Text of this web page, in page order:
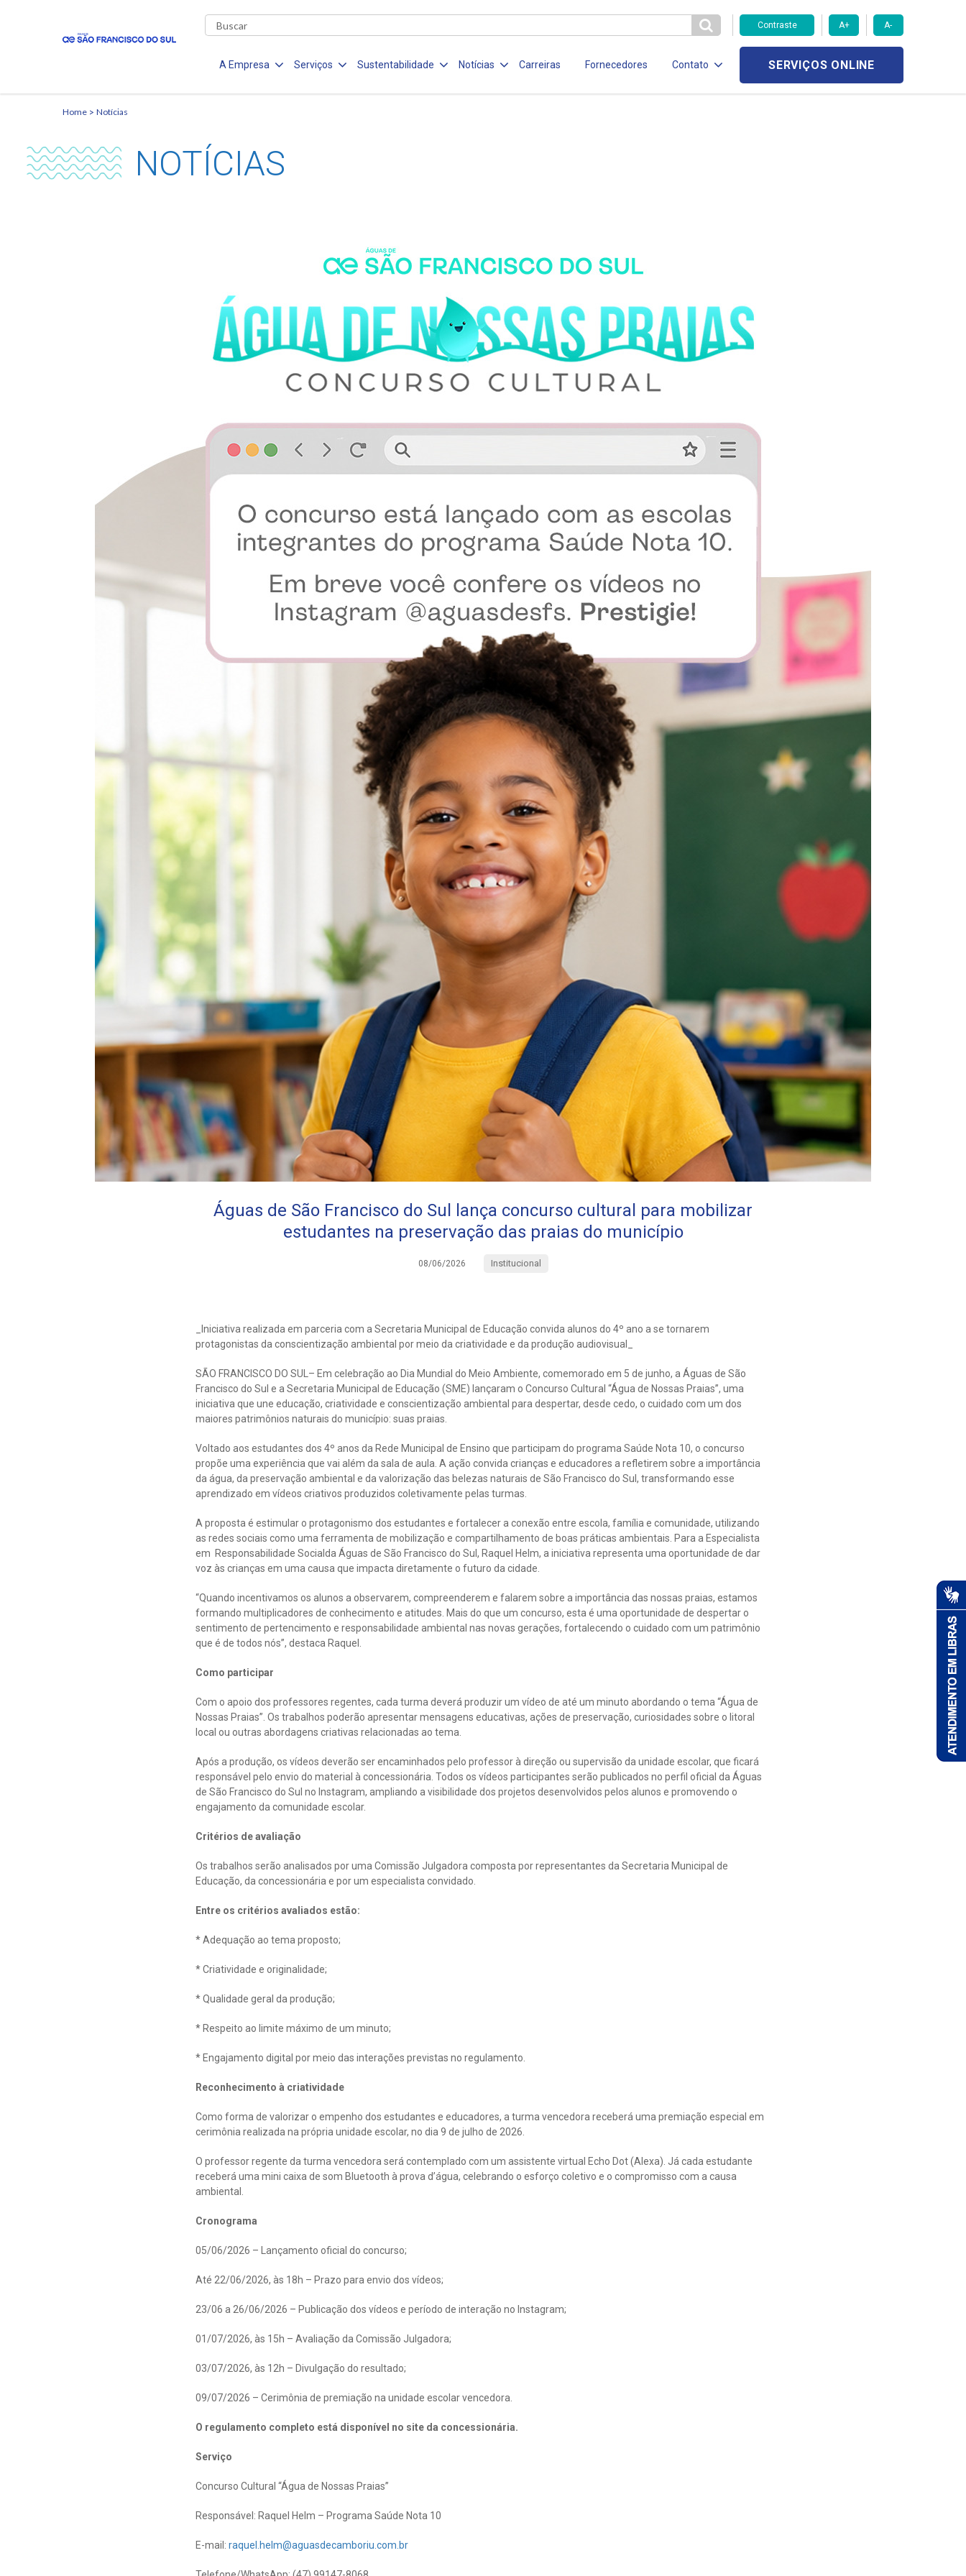
Contraste A+ A-
A Empresa Serviços Sustentabilidade Notícias Carreiras Fornecedores Contato SERVIÇOS ONLINE
Home Notícias
NOTÍCIAS
Águas de São Francisco do Sul lança concurso cultural para mobilizar
estudantes na preservação das praias do município
08/06/2026 Institucional
_Iniciativa realizada em parceria com a Secretaria Municipal de Educação convida alunos do 4º ano a se tornarem
protagonistas da conscientização ambiental por meio da criatividade e da produção audiovisual_
SÃO FRANCISCO DO SUL– Em celebração ao Dia Mundial do Meio Ambiente, comemorado em 5 de junho, a Águas de São
Francisco do Sul e a Secretaria Municipal de Educação (SME) lançaram o Concurso Cultural “Água de Nossas Praias”, uma
iniciativa que une educação, criatividade e conscientização ambiental para despertar, desde cedo, o cuidado com um dos
maiores patrimônios naturais do município: suas praias.
Voltado aos estudantes dos 4º anos da Rede Municipal de Ensino que participam do programa Saúde Nota 10, o concurso
propõe uma experiência que vai além da sala de aula. A ação convida crianças e educadores a refletirem sobre a importância
da água, da preservação ambiental e da valorização das belezas naturais de São Francisco do Sul, transformando esse
aprendizado em vídeos criativos produzidos coletivamente pelas turmas.
A proposta é estimular o protagonismo dos estudantes e fortalecer a conexão entre escola, família e comunidade, utilizando
as redes sociais como uma ferramenta de mobilização e compartilhamento de boas práticas ambientais. Para a Especialista
em Responsabilidade Socialda Águas de São Francisco do Sul, Raquel Helm, a iniciativa representa uma oportunidade de dar
voz às crianças em uma causa que impacta diretamente o futuro da cidade.
“Quando incentivamos os alunos a observarem, compreenderem e falarem sobre a importância das nossas praias, estamos
formando multiplicadores de conhecimento e atitudes. Mais do que um concurso, esta é uma oportunidade de despertar o
sentimento de pertencimento e responsabilidade ambiental nas novas gerações, fortalecendo o cuidado com um patrimônio
que é de todos nós”, destaca Raquel.
Como participar
Com o apoio dos professores regentes, cada turma deverá produzir um vídeo de até um minuto abordando o tema “Água de
Nossas Praias”. Os trabalhos poderão apresentar mensagens educativas, ações de preservação, curiosidades sobre o litoral
local ou outras abordagens criativas relacionadas ao tema.
Após a produção, os vídeos deverão ser encaminhados pelo professor à direção ou supervisão da unidade escolar, que ficará
responsável pelo envio do material à concessionária. Todos os vídeos participantes serão publicados no perfil oficial da Águas
de São Francisco do Sul no Instagram, ampliando a visibilidade dos projetos desenvolvidos pelos alunos e promovendo o
engajamento da comunidade escolar.
Critérios de avaliação
Os trabalhos serão analisados por uma Comissão Julgadora composta por representantes da Secretaria Municipal de
Educação, da concessionária e por um especialista convidado.
Entre os critérios avaliados estão:
* Adequação ao tema proposto;
* Criatividade e originalidade;
* Qualidade geral da produção;
* Respeito ao limite máximo de um minuto;
* Engajamento digital por meio das interações previstas no regulamento.
Reconhecimento à criatividade
Como forma de valorizar o empenho dos estudantes e educadores, a turma vencedora receberá uma premiação especial em
cerimônia realizada na própria unidade escolar, no dia 9 de julho de 2026.
O professor regente da turma vencedora será contemplado com um assistente virtual Echo Dot (Alexa). Já cada estudante
receberá uma mini caixa de som Bluetooth à prova d’água, celebrando o esforço coletivo e o compromisso com a causa
ambiental.
Cronograma
05/06/2026 – Lançamento oficial do concurso;
Até 22/06/2026, às 18h – Prazo para envio dos vídeos;
23/06 a 26/06/2026 – Publicação dos vídeos e período de interação no Instagram;
01/07/2026, às 15h – Avaliação da Comissão Julgadora;
03/07/2026, às 12h – Divulgação do resultado;
09/07/2026 – Cerimônia de premiação na unidade escolar vencedora.
O regulamento completo está disponível no site da concessionária.
Serviço
Concurso Cultural “Água de Nossas Praias”
Responsável: Raquel Helm – Programa Saúde Nota 10
E-mail: raquel.helm@aguasdecamboriu.com.br